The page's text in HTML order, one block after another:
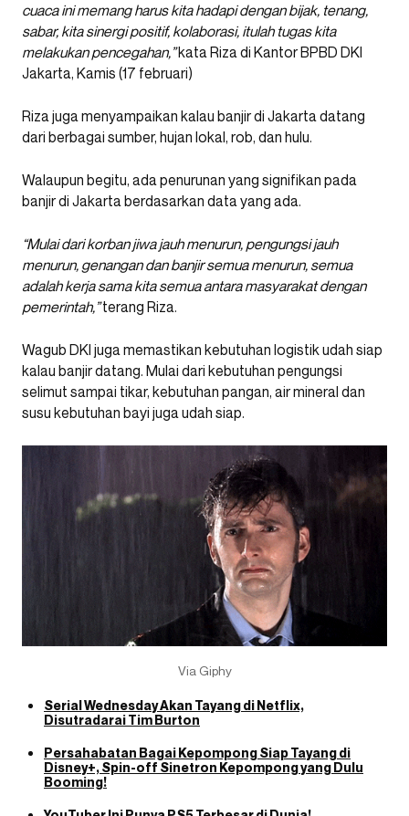
cuaca ini memang harus kita hadapi dengan bijak, tenang,
sabar, kita sinergi positif, kolaborasi, itulah tugas kita
melakukan pencegahan,”kata Riza di Kantor BPBD DKI
Jakarta, Kamis (17 februari)
Riza juga menyampaikan kalau banjir di Jakarta datang
dari berbagai sumber, hujan lokal, rob, dan hulu.
Walaupun begitu, ada penurunan yang signifikan pada
banjir di Jakarta berdasarkan data yang ada.
“Mulai dari korban jiwa jauh menurun, pengungsi jauh
menurun, genangan dan banjir semua menurun, semua
adalah kerja sama kita semua antara masyarakat dengan
pemerintah,”terang Riza.
Wagub DKI juga memastikan kebutuhan logistik udah siap
kalau banjir datang. Mulai dari kebutuhan pengungsi
selimut sampai tikar, kebutuhan pangan, air mineral dan
susu kebutuhan bayi juga udah siap.
Via Giphy
Serial Wednesday Akan Tayang di Netflix,
Disutradarai Tim Burton
Persahabatan Bagai Kepompong Siap Tayang di
Disney+, Spin-off Sinetron Kepompong yang Dulu
Booming!